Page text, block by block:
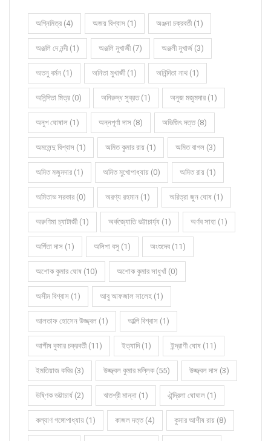
অগ্নিমিত্র (4) অজয় বিশ্বাস (1) অঞ্জনা চক্রবর্তী (1)
অঞ্জলি দে নন্দী (1) অঞ্জলি মুখার্জী (7) অঞ্জলী মুখার্জ (3)
অতনু বর্মন (1) অনিতা মুখার্জী (1) অনিন্দিতা নাথ (1)
অনিন্দিতা মিত্র (0) অনিরুদ্ধ সুব্রত (1) অনুজ মজুমদার (1)
অনুপ ঘোষাল (1) অন্নপূর্ণা দাস (8) অভিজিৎ দত্ত (8)
অমলেন্দু বিশ্বাস (1) অমিত কুমার রায় (1) অমিত বাগল (3)
অমিত মজুমদার (1) অমিত মুখোপাধ্যায় (0) অমিত রায় (1)
অমিতাভ সরকার (0) অরণ্য রহমান (1) অরিত্রা জুন ঘোষ (1)
অরুণিমা চ্যাটার্জী (1) অর্কজ্যোতি ভট্টাচার্য্য (1) অর্ণব সাহা (1)
অর্পিতা দাস (1) অলিপা বসু (1) অংশুদেব (11)
অশোক কুমার ঘোষ (10) অশোক কুমার সাধুখাঁ (0)
অসীম বিশ্বাস (1) আবু আফজাল সালেহ (1)
আলতাফ হোসেন উজ্জ্বল (1) আল্পি বিশ্বাস (1)
আশীষ কুমার চক্রবর্তী (11) ইত্যাদি (1) ইন্দ্রাণী ঘোষ (11)
ইমতিয়াজ কবির (3) উজ্জ্বল কুমার মল্লিক (55) উজ্জ্বল দাস (3)
উষ্ণিক ভট্টাচার্য (2) ঋতশ্রী মান্না (1) ঐন্দ্রিলা ঘোষাল (1)
কল্যাণ গঙ্গোপাধ্যায় (1) কাজল দত্ত (4) কুমার আশীষ রায় (8)